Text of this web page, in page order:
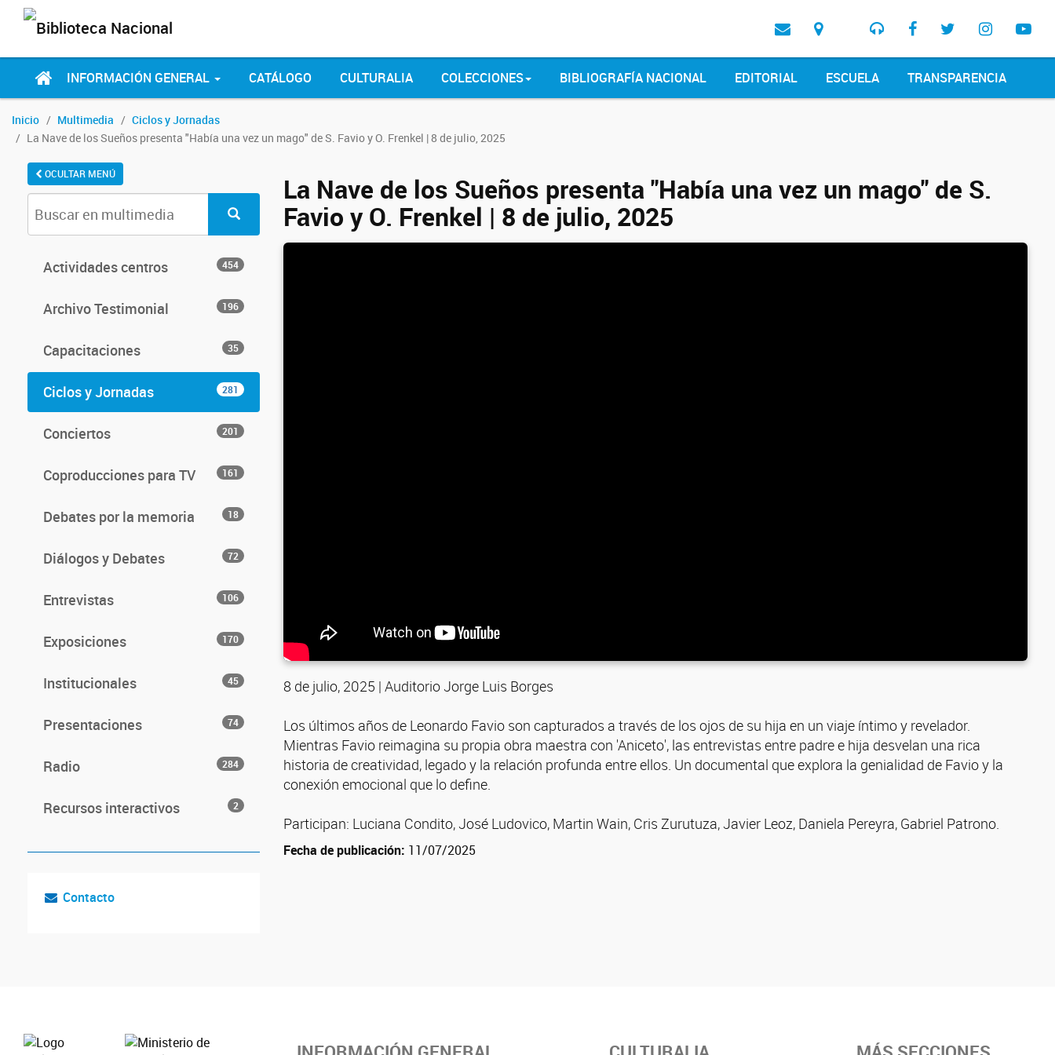
INFORMACIÓN GENERAL CATÁLOGO CULTURALIA COLECCIONES BIBLIOGRAFÍA NACIONAL EDITORIAL ESCUELA TRANSPARENCIA
Inicio Multimedia
Ciclos y Jornadas
La Nave de los Sueños presenta "Había una vez un mago" de S. Favio y O. Frenkel | 8 de julio, 2025
OCULTAR MENÚ
Actividades centros 454
Archivo Testimonial 196
Capacitaciones 35
Ciclos y Jornadas 281
Conciertos 201
Coproducciones para TV 161
Debates por la memoria 18
Diálogos y Debates 72
Entrevistas 106
Exposiciones 170
Institucionales 45
Presentaciones 74
Radio 284
Recursos interactivos 2
Contacto
La Nave de los Sueños presenta "Había una vez un mago" de S.
Favio y O. Frenkel | 8 de julio, 2025
8 de julio, 2025 | Auditorio Jorge Luis Borges
Los últimos años de Leonardo Favio son capturados a través de los ojos de su hija en un viaje íntimo y revelador.
Mientras Favio reimagina su propia obra maestra con 'Aniceto', las entrevistas entre padre e hija desvelan una rica
historia de creatividad, legado y la relación profunda entre ellos. Un documental que explora la genialidad de Favio y la
conexión emocional que lo define.
Participan: Luciana Condito, José Ludovico, Martin Wain, Cris Zurutuza, Javier Leoz, Daniela Pereyra, Gabriel Patrono.
Fecha de publicación: 11/07/2025